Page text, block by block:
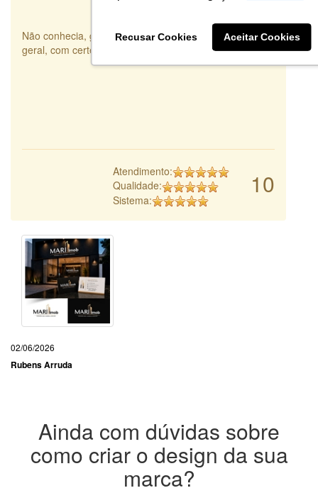
Recusar Cookies Aceitar Cookies
Não conhecia, gostei muito da ideia e do sistema em
geral, com certeza irei fazer indicações.
10
Atendimento:
Qualidade:
Sistema:
02/06/2026
Rubens Arruda
Ainda com dúvidas sobre
como criar o design da sua
marca?